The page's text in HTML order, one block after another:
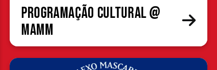
Programação cultural @
MAMM